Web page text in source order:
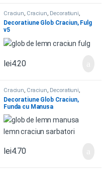
Craciun, Craciun, Decoratiuni,
Globuri
Globuri
Decoratiune Glob Craciun, Fulg
v5
lei4.20
Craciun, Craciun, Decoratiuni,
Globuri
Globuri
Decoratiune Glob Craciun,
Funda cu Manusa
lei4.70